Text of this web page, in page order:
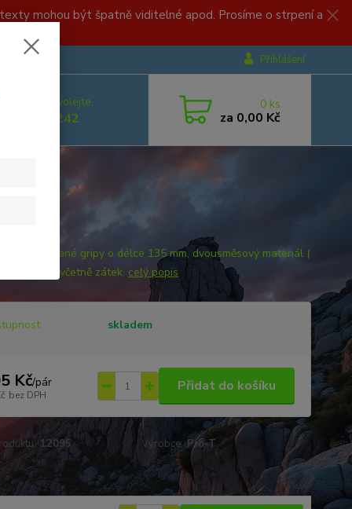
mohou být špatně viditelné apod. Prosíme o strpení a
Přihlášení
rady? Zavolejte.
499 892 242
0 ks
za 0,00 Kč
tvarované gripy o délce 135 mm, dvousměsový materiál (
silikon gel) včetně zátek. celý popis
skladem
Kč/pár
bez DPH
Přidat do košíku
12095 Výrobce: Pro-T